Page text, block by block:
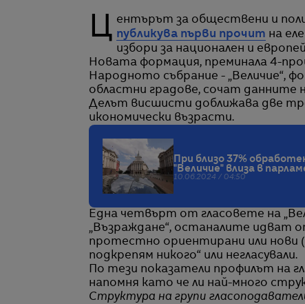
Центърът за обществени и
публикува първи прочит на
избори за национален и
Новата формация, преминала 4-
Народното събрание - „Величие“,
областни градове, сочат данните
Делът висшисти доближава две
икономически възрасти.
При близо 37%
"Величие" влиза в
10.06.2024 / 04:50
Една четвърт от гласовете на
„Възраждане“, останалите идват
протестно ориентирани или нови
подкрепям никого“ или негласували.
По тези показатели профилът на
напомня като че ли най-много
Структура на групи